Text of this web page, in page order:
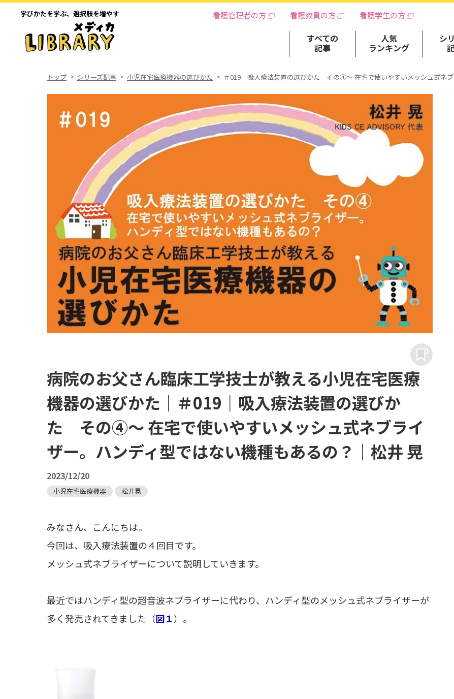
学びかたを学ぶ、 選択肢を増やす 看護管理者の方 看護教員の方 看護学生の方
すべての
記事
人気
ランキング
シ
トップ シリーズ記事 小児在宅医療機器の選びかた ＃019｜吸入療法装置の選びかた その④～ 在宅で使いやすいメッシュ式ネ
病院のお父さん臨床工学技士が教える小児在宅医療
機器の選びかた｜＃019｜吸入療法装置の選びか
た その④～ 在宅で使いやすいメッシュ式ネブライ
ザー。ハンディ型ではない機種もあるの？｜松井 晃
2023/12/20
小児在宅医療機器 松井晃
みなさん、こんにちは。
今回は、吸入療法装置の４回目です。
メッシュ式ネブライザーについて説明していきます。
最近ではハンディ型の超音波ネブライザーに代わり、ハンディ型のメッシュ式ネブライザーが
多く発売されてきました（図１）。